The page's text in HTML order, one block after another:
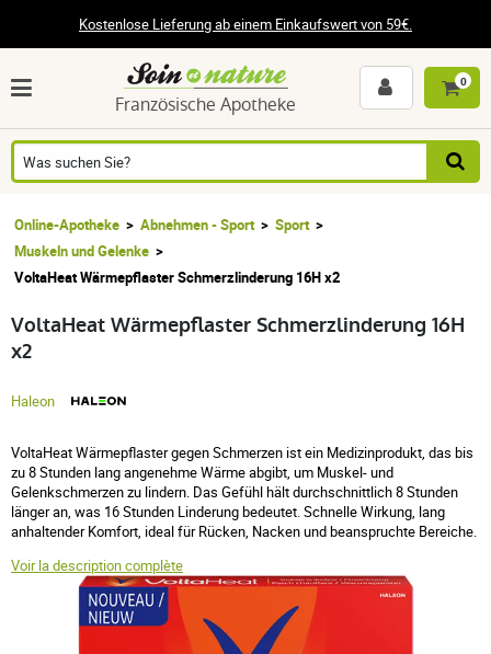
Kostenlose Lieferung ab einem Einkaufswert von 59€.
Französische Apotheke
0
Online-Apotheke Abnehmen - Sport
Sport
Muskeln und Gelenke
VoltaHeat Wärmepflaster Schmerzlinderung 16H x2
VoltaHeat Wärmepflaster Schmerzlinderung 16H
x2
Haleon
VoltaHeat Wärmepflaster gegen Schmerzen ist ein Medizinprodukt, das bis
zu 8 Stunden lang angenehme Wärme abgibt, um Muskel- und
Gelenkschmerzen zu lindern. Das Gefühl hält durchschnittlich 8 Stunden
länger an, was 16 Stunden Linderung bedeutet. Schnelle Wirkung, lang
anhaltender Komfort, ideal für Rücken, Nacken und beanspruchte Bereiche.
Voir la description complète